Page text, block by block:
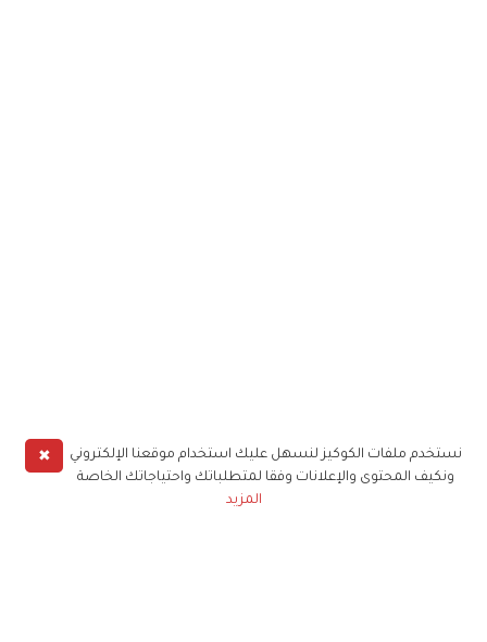
✖
نستخدم ملفات الكوكيز لنسهل عليك استخدام موقعنا الإلكتروني
ونكيف المحتوى والإعلانات وفقا لمتطلباتك واحتياجاتك الخاصة
المزيد